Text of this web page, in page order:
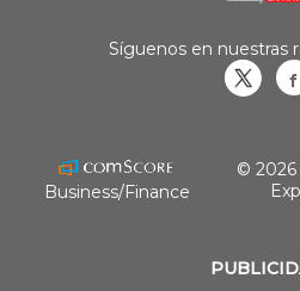
Síguenos en nuestras
Business/Finance
© 2026